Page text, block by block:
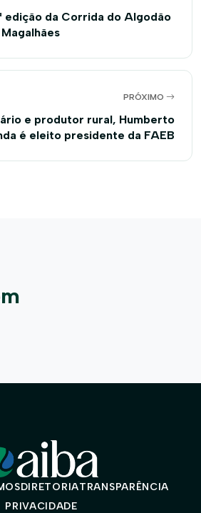
edição da Corrida do Algodão
PRÓXIMO
e produtor rural, Humberto
é eleito presidente da FAEB
DIRETORIATRANSPARÊNCIA
PRIVACIDADE